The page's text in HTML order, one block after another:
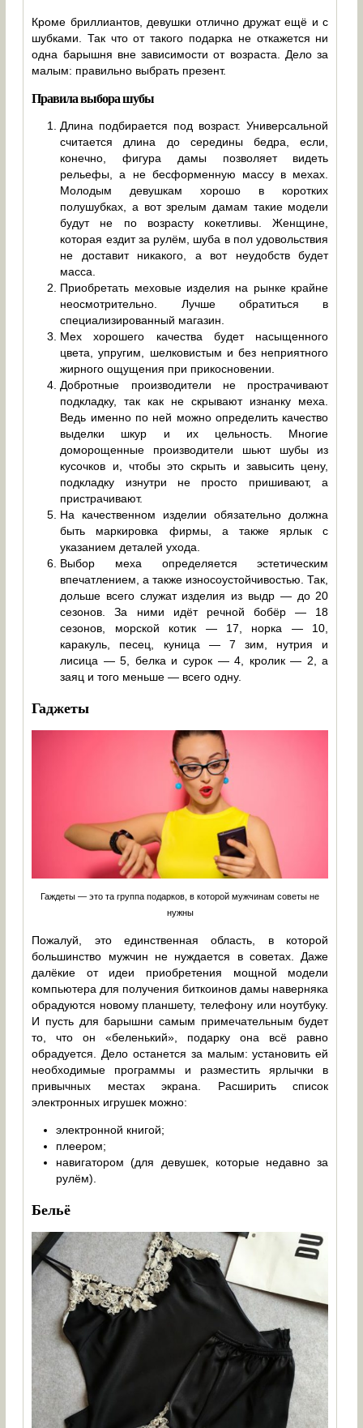
Кроме бриллиантов, девушки отлично дружат ещё и с
шубками. Так что от такого подарка не откажется ни
одна барышня вне зависимости от возраста. Дело за
малым: правильно выбрать презент.
Правила выбора шубы
Длина подбирается под возраст. Универсальной
считается длина до середины бедра, если,
конечно, фигура дамы позволяет видеть
рельефы, а не бесформенную массу в мехах.
Молодым девушкам хорошо в коротких
полушубках, а вот зрелым дамам такие модели
будут не по возрасту кокетливы. Женщине,
которая ездит за рулём, шуба в пол удовольствия
не доставит никакого, а вот неудобств будет
масса.
Приобретать меховые изделия на рынке крайне
неосмотрительно. Лучше обратиться в
специализированный магазин.
Мех хорошего качества будет насыщенного
цвета, упругим, шелковистым и без неприятного
жирного ощущения при прикосновении.
Добротные производители не прострачивают
подкладку, так как не скрывают изнанку меха.
Ведь именно по ней можно определить качество
выделки шкур и их цельность. Многие
доморощенные производители шьют шубы из
кусочков и, чтобы это скрыть и завысить цену,
подкладку изнутри не просто пришивают, а
пристрачивают.
На качественном изделии обязательно должна
быть маркировка фирмы, а также ярлык с
указанием деталей ухода.
Выбор меха определяется эстетическим
впечатлением, а также износоустойчивостью. Так,
дольше всего служат изделия из выдр — до 20
сезонов. За ними идёт речной бобёр — 18
сезонов, морской котик — 17, норка — 10,
каракуль, песец, куница — 7 зим, нутрия и
лисица — 5, белка и сурок — 4, кролик — 2, а
заяц и того меньше — всего одну.
Гаджеты
Гаждеты — это та группа подарков, в которой мужчинам советы не
нужны
Пожалуй, это единственная область, в которой
большинство мужчин не нуждается в советах. Даже
далёкие от идеи приобретения мощной модели
компьютера для получения биткоинов дамы наверняка
обрадуются новому планшету, телефону или ноутбуку.
И пусть для барышни самым примечательным будет
то, что он «беленький», подарку она всё равно
обрадуется. Дело останется за малым: установить ей
необходимые программы и разместить ярлычки в
привычных местах экрана. Расширить список
электронных игрушек можно:
электронной книгой;
плеером;
навигатором (для девушек, которые недавно за
рулём).
Бельё